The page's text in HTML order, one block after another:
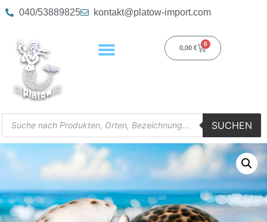
040/53889825 kontakt@platow-import.com
0,00 €
0
SUCHEN